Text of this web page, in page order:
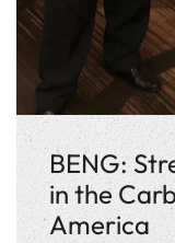
BENG:
in the
America